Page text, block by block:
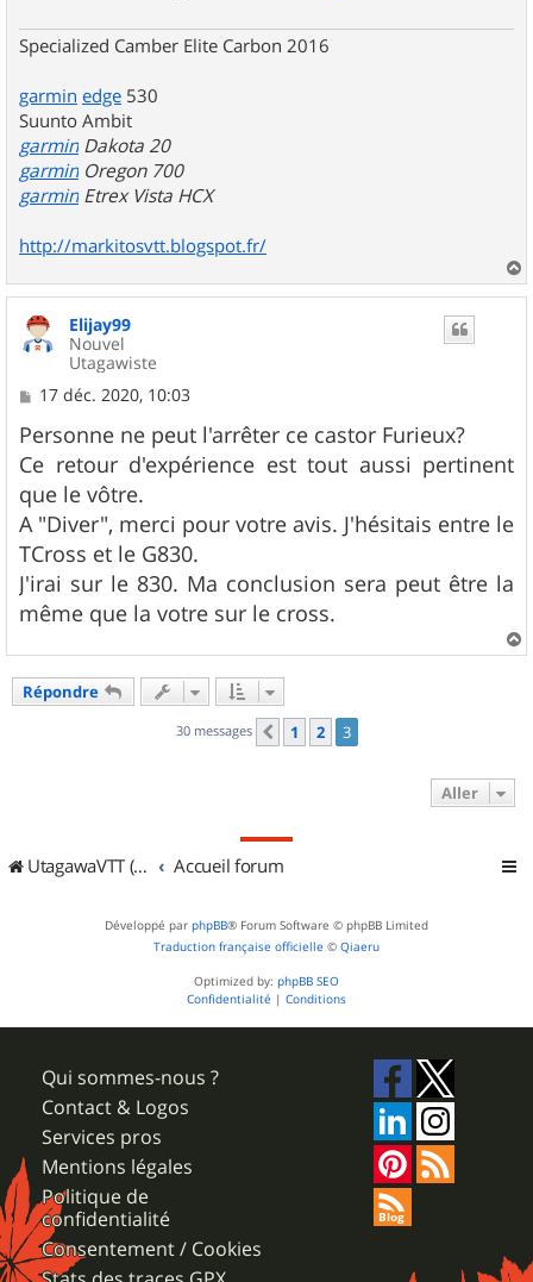
Specialized Camber Elite Carbon 2016
garmin edge 530
Suunto Ambit
garmin Dakota 20
garmin Oregon 700
garmin Etrex Vista HCX
http://markitosvtt.blogspot.fr/
a
Elijay99
Nouvel
Utagawiste
M
s
s
a
g
e
17 déc. 2020, 10:03
Personne ne peut l'arrêter ce castor Furieux?
Ce retour d'expérience est tout aussi pertinent
que le vôtre.
A "Diver", merci pour votre avis. J'hésitais entre le
TCross et le G830.
J'irai sur le 830. Ma conclusion sera peut être la
même que la votre sur le cross.
a
Répondre
30 messages Précédent
1 2 3
Aller
UtagawaVTT (Randos VTT et VTTAE avec traces GPS) Accueil forum
Développé par phpBB® Forum Software © phpBB Limited
Traduction française officielle © Qiaeru
Optimized by: phpBB SEO
Confidentialité | Conditions
Qui sommes-nous ?
Contact & Logos
Services pros
Mentions légales
Politique de
confidentialité
Consentement / Cookies